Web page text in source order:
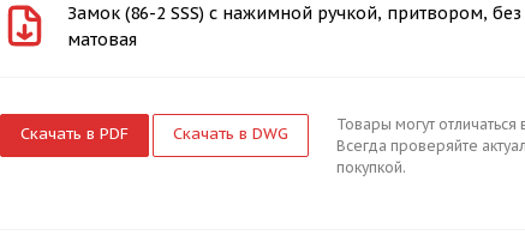
Замок (86-2 SSS) с нажимной ручкой, притвором, без
матовая
Скачать в PDF Скачать в DWG
Товары могут отличаться
Всегда проверяйте
покупкой.